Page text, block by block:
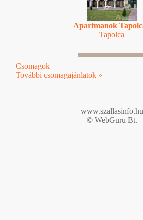
Apartmanok
Tapolca
Csomagok
További csomagajánlatok »
www.szallasinfo.hu
© WebGuru Bt.